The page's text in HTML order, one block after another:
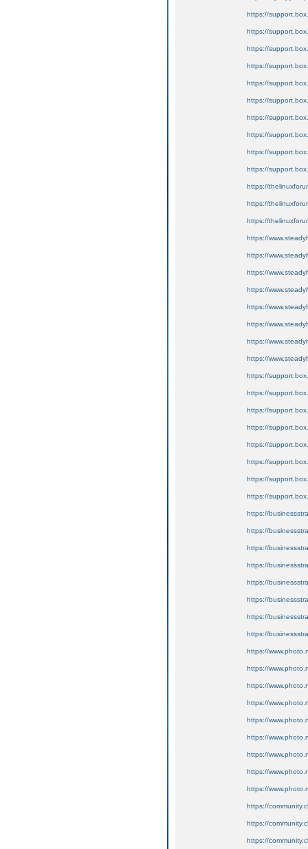
https://
https://
https://
https://
https://
https://
https://
https://
https://
https://
https://
https://
https://
https://
https://
https://
https://
https://
https://
https://
https://
https://
https://
https://
https://
https://
https://
https://
https://
https://
https://
https://
https://
https://
https://
https://
https://
https://
https://
https://
https://
https://
https://
https://
https://
https://
https://
https://
https://